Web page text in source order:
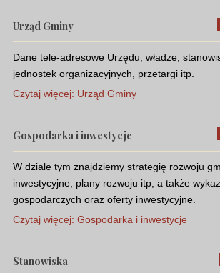
Urząd Gminy
Dane tele-adresowe Urzędu, władze,
jednostek organizacyjnych, przetargi itp.
Czytaj więcej: Urząd Gminy
Gospodarka i inwestycje
W dziale tym znajdziemy strategię rozwoju
inwestycyjne, plany rozwoju itp, a także
gospodarczych oraz oferty inwestycyjne.
Czytaj więcej: Gospodarka i inwestycje
Stanowiska